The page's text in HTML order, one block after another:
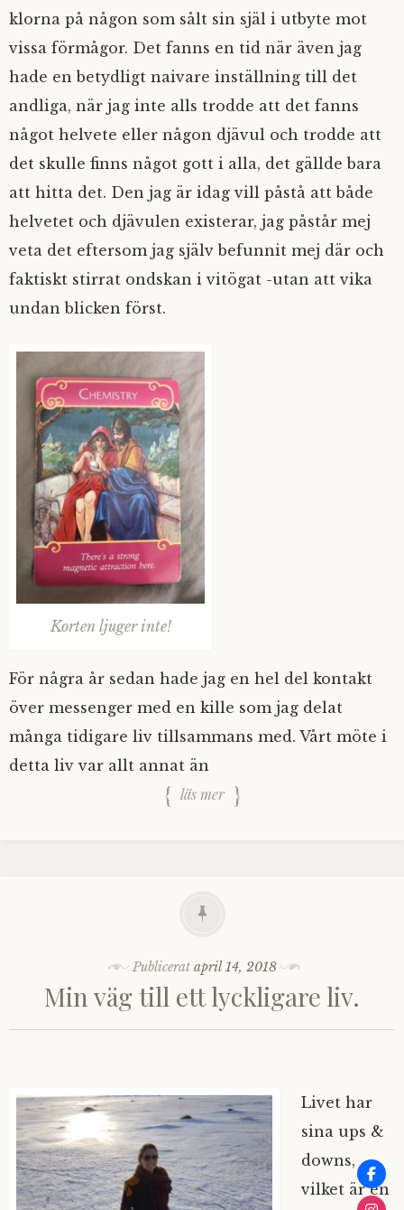
klorna på någon som sålt sin själ i utbyte mot
vissa förmågor. Det fanns en tid när även jag
hade en betydligt naivare inställning till det
andliga, när jag inte alls trodde att det fanns
något helvete eller någon djävul och trodde att
det skulle finns något gott i alla, det gällde bara
att hitta det. Den jag är idag vill påstå att både
helvetet och djävulen existerar, jag påstår mej
veta det eftersom jag själv befunnit mej där och
faktiskt stirrat ondskan i vitögat -utan att vika
undan blicken först.
Korten ljuger inte!
För några år sedan hade jag en hel del kontakt
över messenger med en kille som jag delat
många tidigare liv tillsammans med. Vårt möte i
detta liv var allt annat än
läs mer
Publiceratapril 14, 2018
Min väg till ett lyckligare liv.
Livet har
sina ups &
downs,
vilket är en